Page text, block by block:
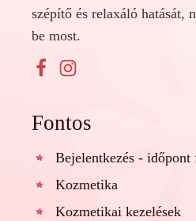
szépítő és relaxáló hatását,
be most.
Fontos
Bejelentkezés - időpont
Kozmetika
Kozmetikai kezelések